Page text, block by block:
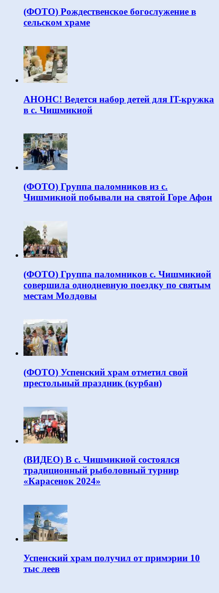
(ФОТО) Рождественское богослужение в
сельском храме
АНОНС! Ведется набор детей для IT-кружка
в с. Чишмикиой
(ФОТО) Группа паломников из с.
Чишмикиой побывали на святой Горе Афон
(ФОТО) Группа паломников с. Чишмикиой
совершила однодневную поездку по святым
местам Молдовы
(ФОТО) Успенский храм отметил свой
престольный праздник (курбан)
(ВИДЕО) В с. Чишмикиой состоялся
традиционный рыболовный турнир
«Карасенок 2024»
Успенский храм получил от примэрии 10
тыс леев